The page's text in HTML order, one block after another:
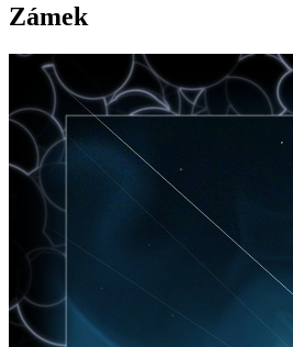
Zámek